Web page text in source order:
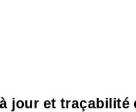
jour et traçabilité